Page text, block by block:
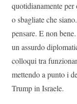
quotidianamente
o sbagliate che
pensare. E non
un assurdo
colloqui tra
mettendo a punto i
Trump in Israele.